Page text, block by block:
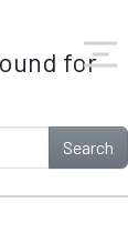
for
Search